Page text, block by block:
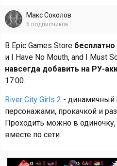
Макс Соколов
6 подписчиков
В Epic Games Store
и I Have No Mouth, and I Must
навсегда добавить на РУ-
17:00.
River City Girls 2 - динамичный
персонажами, прокачкой и
Проходить можно в
вместе по сети.